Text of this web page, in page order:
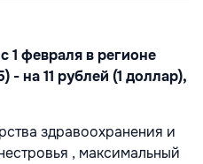
1 февраля в регионе
- на 11 рублей (1 доллар),
здравоохранения и
, максимальный